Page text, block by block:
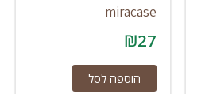
miracase
₪27
הוספה לסל